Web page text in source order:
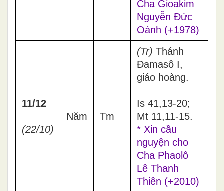
Cha Gioakim
Nguyễn Đức
Oánh (+1978)
11/12
(22/10)
Năm Tm
(Tr) Thánh
Đamasô I,
giáo hoàng.
Is 41,13-20;
Mt 11,11-15.
* Xin cầu
nguyện cho
Cha Phaolô
Lê Thanh
Thiên (+2010)